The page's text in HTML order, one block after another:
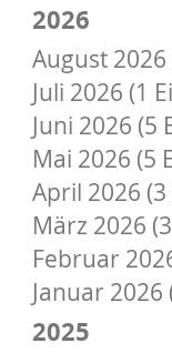
2026
August
Juli 2026 (1
Juni 2026 (5
Mai 2026 (5
April 2026
März 2026
Februar
Januar 2026
2025